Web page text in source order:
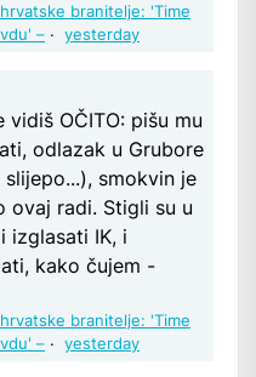
branitelje: 'Time
– · yesterday
OČITO: pišu mu
odlazak u Grubore
smokvin je
ovaj radi. Stigli su u
izglasati IK, i
kako čujem -
branitelje: 'Time
– · yesterday